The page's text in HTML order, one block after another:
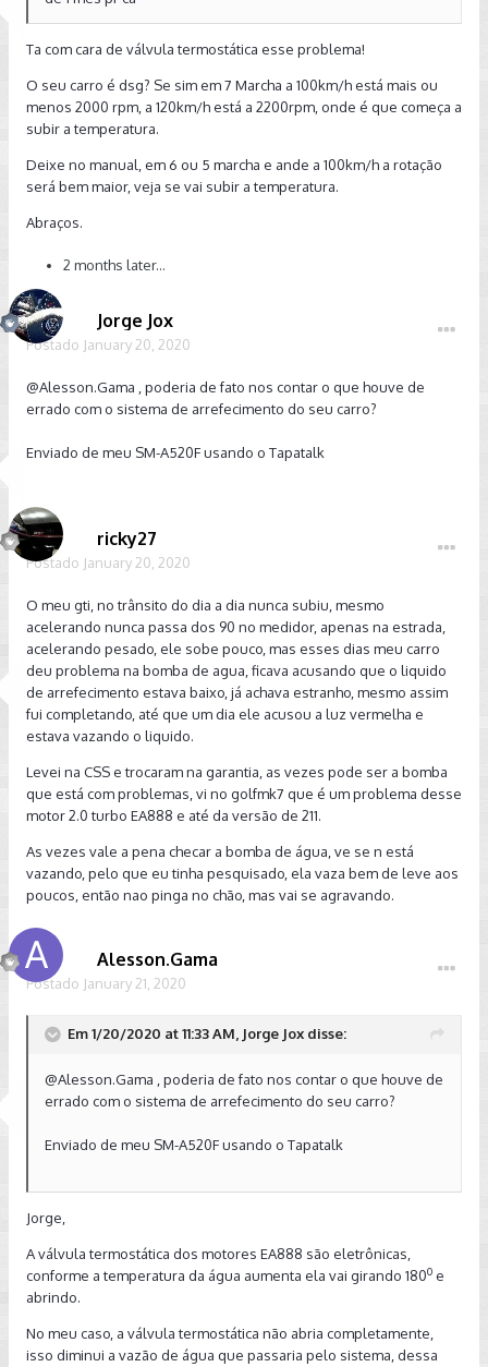
Ta com cara de válvula termostática esse problema!
O seu carro é dsg? Se sim em 7 Marcha a 100km/h está mais ou
menos 2000 rpm, a 120km/h está a 2200rpm, onde é que começa a
subir a temperatura.
Deixe no manual, em 6 ou 5 marcha e ande a 100km/h a rotação
será bem maior, veja se vai subir a temperatura.
Abraços.
2 months later...
Jorge Jox
Postado January 20, 2020
@Alesson.Gama , poderia de fato nos contar o que houve de
errado com o sistema de arrefecimento do seu carro?
Enviado de meu SM-A520F usando o Tapatalk
ricky27
Postado January 20, 2020
O meu gti, no trânsito do dia a dia nunca subiu, mesmo
acelerando nunca passa dos 90 no medidor, apenas na estrada,
acelerando pesado, ele sobe pouco, mas esses dias meu carro
deu problema na bomba de agua, ficava acusando que o liquido
de arrefecimento estava baixo, já achava estranho, mesmo assim
fui completando, até que um dia ele acusou a luz vermelha e
estava vazando o liquido.
Levei na CSS e trocaram na garantia, as vezes pode ser a bomba
que está com problemas, vi no golfmk7 que é um problema desse
motor 2.0 turbo EA888 e até da versão de 211.
As vezes vale a pena checar a bomba de água, ve se n está
vazando, pelo que eu tinha pesquisado, ela vaza bem de leve aos
poucos, então nao pinga no chão, mas vai se agravando.
Alesson.Gama
Postado January 21, 2020
Em 1/20/2020 at 11:33 AM, Jorge Jox disse:
@Alesson.Gama , poderia de fato nos contar o que houve de
errado com o sistema de arrefecimento do seu carro?
Enviado de meu SM-A520F usando o Tapatalk
Jorge,
A válvula termostática dos motores EA888 são eletrônicas,
conforme a temperatura da água aumenta ela vai girando 1800 e
abrindo.
No meu caso, a válvula termostática não abria completamente,
isso diminui a vazão de água que passaria pelo sistema, dessa